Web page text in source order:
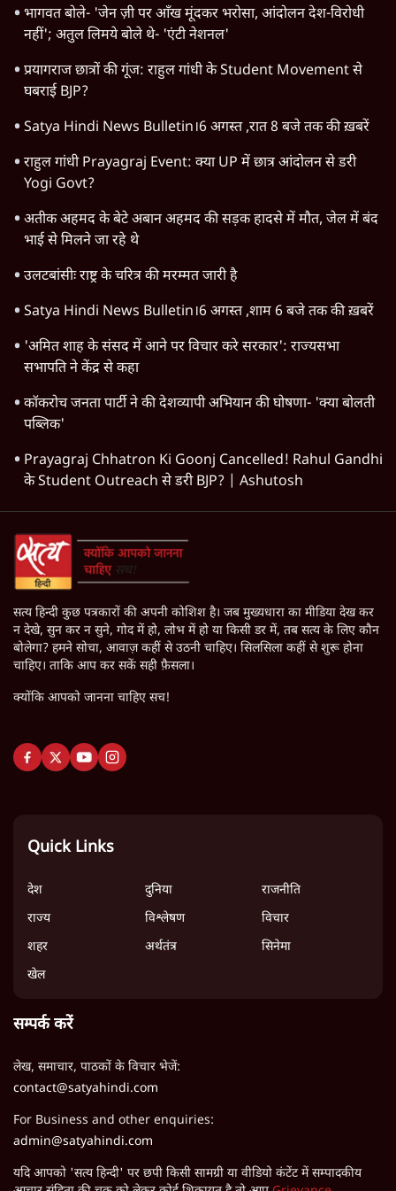
भागवत बोले- 'जेन ज़ी पर आँख मूंदकर भरोसा, आंदोलन देश-विरोधी
नहीं'; अतुल लिमये बोले थे- 'एंटी नेशनल'
प्रयागराज छात्रों की गूंज: राहुल गांधी के Student Movement से
घबराई BJP?
Satya Hindi News Bulletin।6 अगस्त ,रात 8 बजे तक की ख़बरें
राहुल गांधी Prayagraj Event: क्या UP में छात्र आंदोलन से डरी
Yogi Govt?
अतीक अहमद के बेटे अबान अहमद की सड़क हादसे में मौत, जेल में बंद
भाई से मिलने जा रहे थे
उलटबांसीः राष्ट्र के चरित्र की मरम्मत जारी है
Satya Hindi News Bulletin।6 अगस्त ,शाम 6 बजे तक की ख़बरें
'अमित शाह के संसद में आने पर विचार करे सरकार': राज्यसभा
सभापति ने केंद्र से कहा
कॉकरोच जनता पार्टी ने की देशव्यापी अभियान की घोषणा- 'क्या बोलती
पब्लिक'
Prayagraj Chhatron Ki Goonj Cancelled! Rahul Gandhi
के Student Outreach से डरी BJP? | Ashutosh
सत्य हिन्दी कुछ पत्रकारों की अपनी कोशिश है। जब मुख्यधारा का मीडिया देख कर
न देखे, सुन कर न सुने, गोद में हो, लोभ में हो या किसी डर में, तब सत्य के लिए कौन
बोलेगा? हमने सोचा, आवाज़ कहीं से उठनी चाहिए। सिलसिला कहीं से शुरू होना
चाहिए। ताकि आप कर सकें सही फ़ैसला।
क्योंकि आपको जानना चाहिए सच!
Quick Links
देश दुनिया
राजनीति
राज्य
विश्लेषण
विचार
शहर
अर्थतंत्र
सिनेमा
खेल
सम्पर्क करें
लेख, समाचार, पाठकों के विचार भेजें:
contact@satyahindi.com
For Business and other enquiries:
admin@satyahindi.com
यदि आपको 'सत्य हिन्दी' पर छपी किसी सामग्री या वीडियो कंटेंट में सम्पादकीय